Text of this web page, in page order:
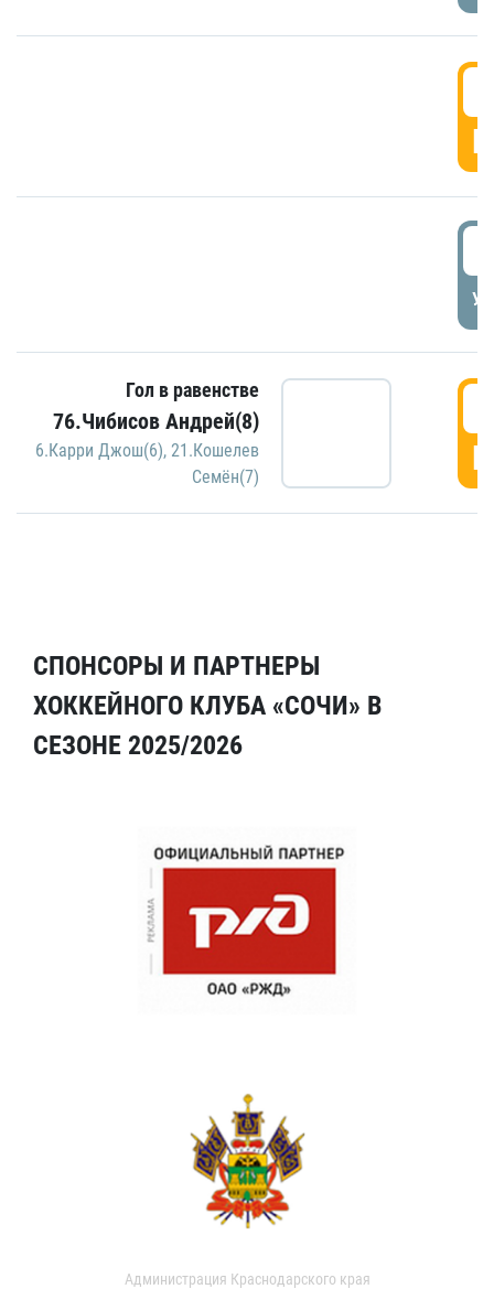
Гол в равенстве
76.Чибисов Андрей(8)
6.Карри Джош(6), 21.Кошелев
Семён(7)
СПОНСОРЫ И ПАРТНЕРЫ
ХОККЕЙНОГО КЛУБА «СОЧИ» В
СЕЗОНЕ 2025/2026
Администрация Краснодарского края